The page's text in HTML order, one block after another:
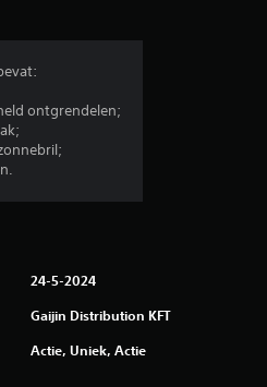
ontgrendelen;
24-5-2024
Gaijin Distribution KFT
Actie, Uniek, Actie